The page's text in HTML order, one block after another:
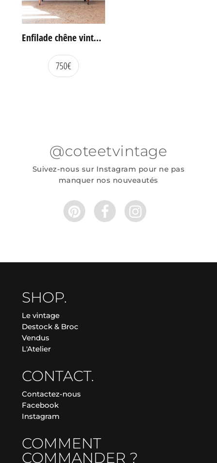
Enfilade chêne vintage portes coulissantes
750€
@coteetvintage
Suivez-nous sur Instagram pour ne pas
manquer nos nouveautés
SHOP.
Le vintage
Destock & Broc
Vendus
L'Atelier
CONTACT.
Contactez-nous
Facebook
Instagram
COMMENT
COMMANDER ?